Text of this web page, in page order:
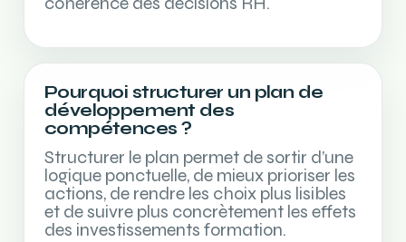
Pourquoi structurer un plan de
développement des
compétences ?
Structurer le plan permet de sortir d’une
logique ponctuelle, de mieux prioriser les
actions, de rendre les choix plus lisibles
et de suivre plus concrètement les effets
des investissements formation.